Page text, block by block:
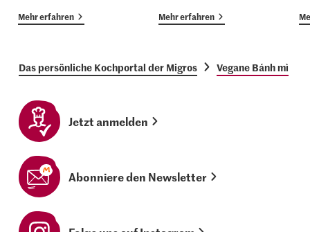
Mehr erfahren Mehr erfahren
Das persönliche Kochportal der Migros Vegane Bánh mì
Jetzt anmelden
Abonniere den Newsletter